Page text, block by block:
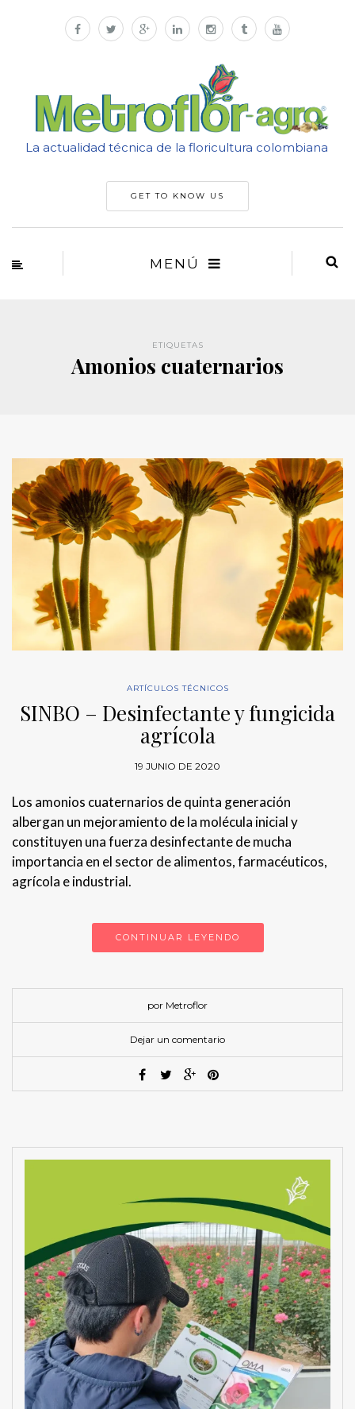
La actualidad técnica de la floricultura colombiana
GET TO KNOW US
MENÚ
ETIQUETAS
Amonios cuaternarios
ARTÍCULOS TÉCNICOS
SINBO – Desinfectante y fungicida
agrícola
19 JUNIO DE 2020
Los amonios cuaternarios de quinta generación
albergan un mejoramiento de la molécula inicial y
constituyen una fuerza desinfectante de mucha
importancia en el sector de alimentos, farmacéuticos,
agrícola e industrial.
CONTINUAR LEYENDO
por Metroflor
Dejar un comentario